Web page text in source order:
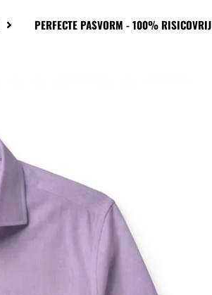
PERFECTE PASVORM - 100% RISICOVRIJ